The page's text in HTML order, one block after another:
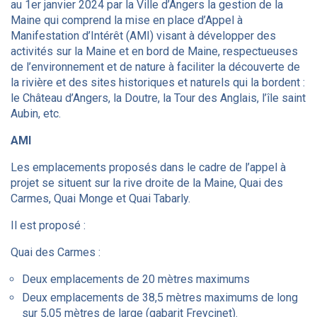
au 1er janvier 2024 par la Ville d’Angers la gestion de la
Maine qui comprend la mise en place d’Appel à
Manifestation d’Intérêt (AMI) visant à développer des
activités sur la Maine et en bord de Maine, respectueuses
de l’environnement et de nature à faciliter la découverte de
la rivière et des sites historiques et naturels qui la bordent :
le Château d’Angers, la Doutre, la Tour des Anglais, l’île saint
Aubin, etc.
AMI
Les emplacements proposés dans le cadre de l’appel à
projet se situent sur la rive droite de la Maine, Quai des
Carmes, Quai Monge et Quai Tabarly.
Il est proposé :
Quai des Carmes :
Deux emplacements de 20 mètres maximums
Deux emplacements de 38,5 mètres maximums de long
sur 5,05 mètres de large (gabarit Freycinet).